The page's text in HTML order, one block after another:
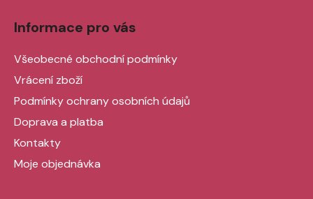
Informace pro vás
Všeobecné obchodní podmínky
Vrácení zboží
Podmínky ochrany osobních údajů
Doprava a platba
Kontakty
Moje objednávka